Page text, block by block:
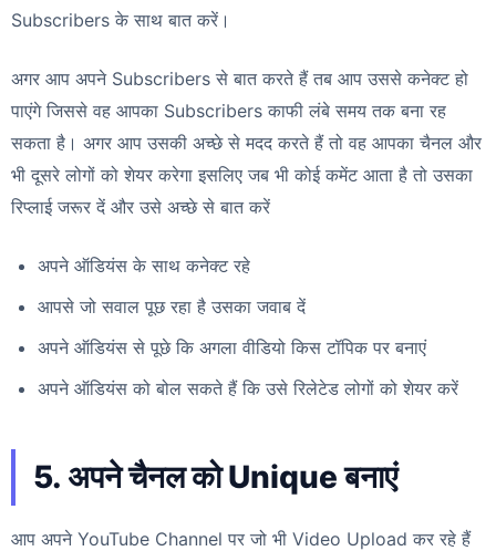
Subscribers के साथ बात करें।
अगर आप अपने Subscribers से बात करते हैं तब आप उससे कनेक्ट हो
पाएंगे जिससे वह आपका Subscribers काफी लंबे समय तक बना रह
सकता है। अगर आप उसकी अच्छे से मदद करते हैं तो वह आपका चैनल और
भी दूसरे लोगों को शेयर करेगा इसलिए जब भी कोई कमेंट आता है तो उसका
रिप्लाई जरूर दें और उसे अच्छे से बात करें
अपने ऑडियंस के साथ कनेक्ट रहे
आपसे जो सवाल पूछ रहा है उसका जवाब दें
अपने ऑडियंस से पूछे कि अगला वीडियो किस टॉपिक पर बनाएं
अपने ऑडियंस को बोल सकते हैं कि उसे रिलेटेड लोगों को शेयर करें
5. अपने चैनल को Unique बनाएं
आप अपने YouTube Channel पर जो भी Video Upload कर रहे हैं